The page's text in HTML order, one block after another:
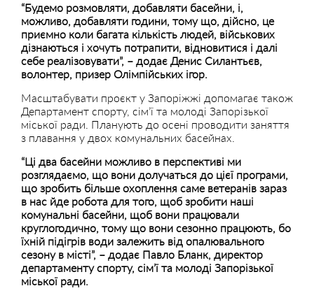
“Будемо розмовляти, добавляти басейни, і,
можливо, добавляти години, тому що, дійсно, це
приємно коли багата кількість людей, військових
дізнаються і хочуть потрапити, відновитися і далі
себе реалізовувати”, – додає Денис Силантьєв,
волонтер, призер Олімпійських ігор.
Масштабувати проєкт у Запоріжжі допомагає також
Департамент спорту, сім’ї та молоді Запорізької
міської ради. Планують до осені проводити заняття
з плавання у двох комунальних басейнах.
“Ці два басейни можливо в перспективі ми
розглядаємо, що вони долучаться до цієї програми,
що зробить більше охоплення саме ветеранів зараз
в нас йде робота для того, щоб зробити наші
комунальні басейни, щоб вони працювали
круглогодично, тому що вони сезонно працюють, бо
їхній підігрів води залежить від опалювального
сезону в місті”, – додає Павло Бланк, директор
департаменту спорту, сім’ї та молоді Запорізької
міської ради.